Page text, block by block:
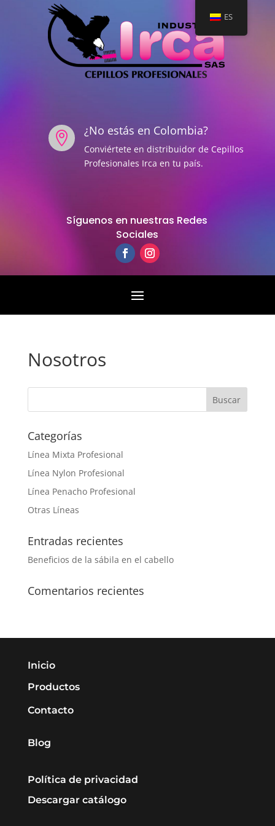
 ¿No estás en Colombia?
Conviértete en distribuidor de Cepillos
Profesionales Irca en tu país.
Síguenos en nuestras Redes
Sociales
Nosotros
Categorías
Línea Mixta Profesional
Línea Nylon Profesional
Línea Penacho Profesional
Otras Líneas
Entradas recientes
Beneficios de la sábila en el cabello
Comentarios recientes
Inicio
Productos
Contacto
Blog
Política de privacidad
Descargar catálogo
ES